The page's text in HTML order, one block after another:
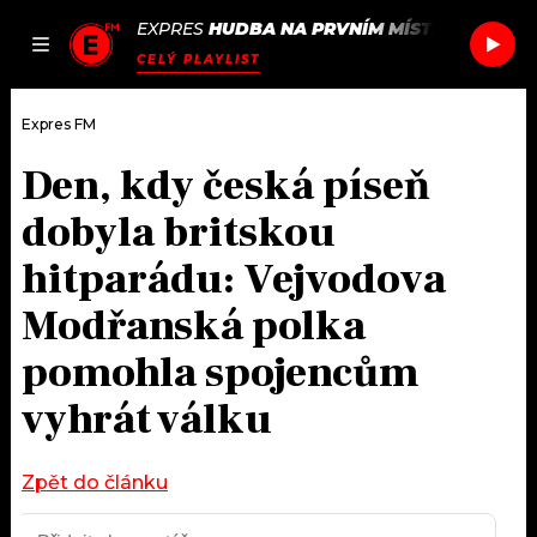
JAK
SEZNAM.CZ
EXPRES HUDBA NA PRVNÍM MÍSTĚ JAMES
CELÝ PLAYLIST
DOMŮ
ČLÁNKY
AKTUÁLNĚ
HUDBA
ROZHOVORY
#NEBUDUDOMA
PODCASTY
JAK NALADIT
RÁDIO
APLIKACE
Expres FM
Den, kdy česká píseň
dobyla britskou
hitparádu: Vejvodova
Modřanská polka
pomohla spojencům
vyhrát válku
Zpět do článku